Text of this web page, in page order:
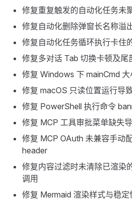
修复重复触发的自动化任务未
修复自动化删除弹窗长名称溢
修复自动化任务循环执行卡住
修复多对话 Tab 切换卡顿及尾
修复 Windows 下 mainCmd
修复 macOS 只读位置运行导
修复 PowerShell 执行命令
修复 MCP 工具审批菜单缺失
修复 MCP OAuth 未兼容手动
header
修复内容过滤时未清除已渲染
调用
修复 Mermaid 渲染样式与稳定